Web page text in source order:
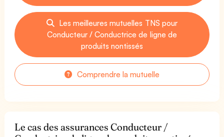
Les meilleures mutuelles TNS pour
Conducteur / Conductrice de ligne de
produits nontissés
Comprendre la mutuelle
Le cas des assurances Conducteur /